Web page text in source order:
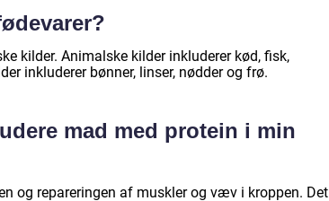
kilder. Animalske kilder inkluderer kød, fisk,
inkluderer bønner, linser, nødder og frø.
mad med protein i min
og repareringen af muskler og væv i kroppen. Det